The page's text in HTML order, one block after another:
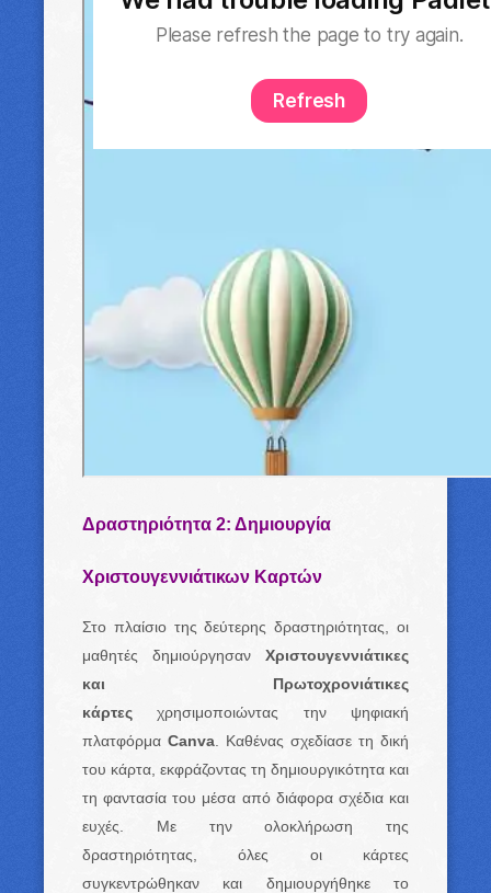
Δραστηριότητα 2: Δημιουργία
Χριστουγεννιάτικων Καρτών
Στο πλαίσιο της δεύτερης δραστηριότητας, οι
μαθητές δημιούργησαν Χριστουγεννιάτικες
και Πρωτοχρονιάτικες
κάρτες χρησιμοποιώντας την ψηφιακή
πλατφόρμα Canva . Καθένας σχεδίασε τη δική
του κάρτα, εκφράζοντας τη δημιουργικότητα και
τη φαντασία του μέσα από διάφορα σχέδια και
ευχές. Με την ολοκλήρωση της
δραστηριότητας, όλες οι κάρτες
συγκεντρώθηκαν και δημιουργήθηκε το